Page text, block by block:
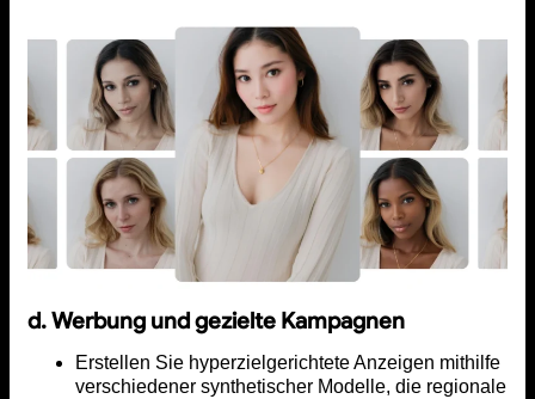
d. Werbung und gezielte Kampagnen
Erstellen Sie hyperzielgerichtete Anzeigen mithilfe
verschiedener synthetischer Modelle, die regionale